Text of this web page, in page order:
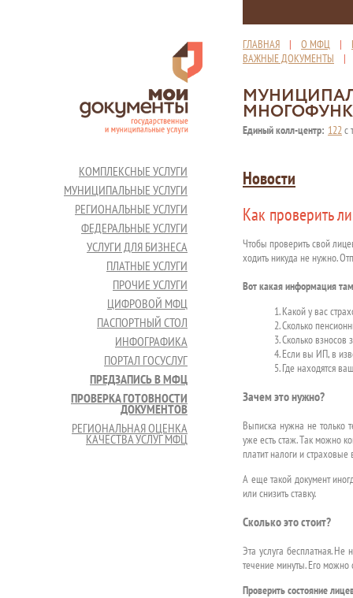
ГЛАВНАЯ | О МФЦ |
ВАЖНЫЕ ДОКУМЕНТЫ
Единый колл-центр: 122с
КОМПЛЕКСНЫЕ УСЛУГИ
МУНИЦИПАЛЬНЫЕ УСЛУГИ
РЕГИОНАЛЬНЫЕ УСЛУГИ
ФЕДЕРАЛЬНЫЕ УСЛУГИ
УСЛУГИ ДЛЯ БИЗНЕСА
ПЛАТНЫЕ УСЛУГИ
ПРОЧИЕ УСЛУГИ
ЦИФРОВОЙ МФЦ
ПАСПОРТНЫЙ СТОЛ
ИНФОГРАФИКА
ПОРТАЛ ГОСУСЛУГ
ПРЕДЗАПИСЬ В МФЦ
ПРОВЕРКА ГОТОВНОСТИ
ДОКУМЕНТОВ
РЕГИОНАЛЬНАЯ ОЦЕНКА
КАЧЕСТВА УСЛУГ МФЦ
Новости
Как проверить
Чтобы проверить свой
ходить никуда не нужно.
Вот какая информация
1. Какой у вас
2. Сколько
3. Сколько
4. Если вы ИП, в
5. Где находятся
Зачем это нужно?
Выписка нужна не только
уже есть стаж. Так можно
платит налоги и страховые
А еще такой документ
или снизить ставку.
Сколько это стоит?
Эта услуга бесплатная.
течение минуты. Его можно
Проверить состояние